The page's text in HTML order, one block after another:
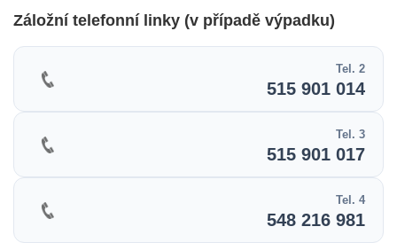
Záložní telefonní linky (v případě výpadku)
Tel. 2
515 901 014
Tel. 3
515 901 017
Tel. 4
548 216 981